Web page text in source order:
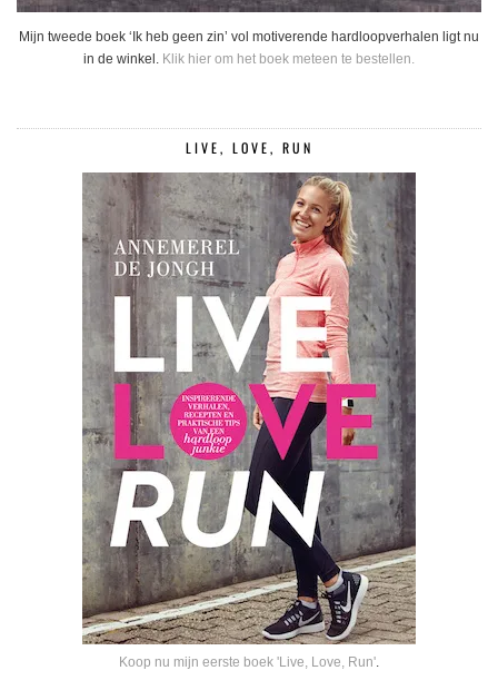
Mijn tweede boek ‘Ik heb geen zin’ vol motiverende hardloopverhalen ligt nu
in de winkel. Klik hier om het boek meteen te bestellen.
LIVE, LOVE, RUN
Koop nu mijn eerste boek 'Live, Love, Run'.